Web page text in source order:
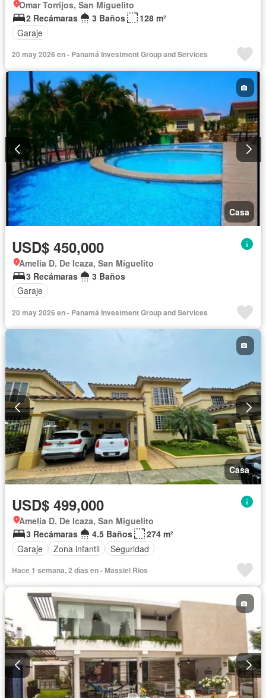
Omar Torrijos, San Miguelito
2 Recámaras
3 Baños
128 m²
Garaje
20 may 2026 en - Panamá Investment Group and Services
Casa
USD$ 450,000
Amelia D. De Icaza, San Miguelito
3 Recámaras
3 Baños
Garaje
20 may 2026 en - Panamá Investment Group and Services
Casa
USD$ 499,000
Amelia D. De Icaza, San Miguelito
3 Recámaras
4.5 Baños
274 m²
Garaje
Zona infantil Seguridad
Hace 1 semana, 2 días en - Massiel Rios